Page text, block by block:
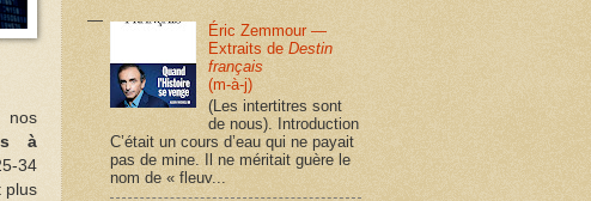
nos
à
34
plus
Éric Zemmour —
Extraits deDestin
français
(m-à-j)
(Les intertitres sont
de nous). Introduction
C’était un cours d’eau qui ne payait
pas de mine. Il ne méritait guère le
nom de « fleuv...